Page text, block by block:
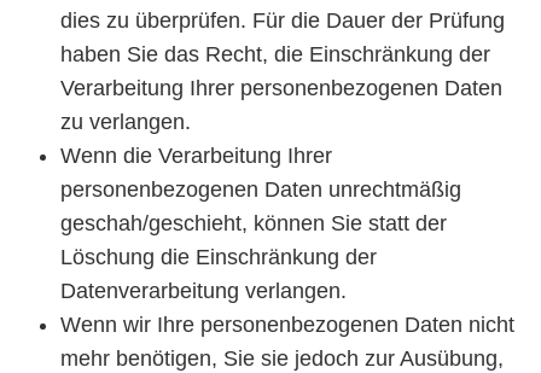
dies zu überprüfen. Für die Dauer der Prüfung
haben Sie das Recht, die Einschränkung der
Verarbeitung Ihrer personenbezogenen Daten
zu verlangen.
Wenn die Verarbeitung Ihrer
personenbezogenen Daten unrechtmäßig
geschah/geschieht, können Sie statt der
Löschung die Einschränkung der
Datenverarbeitung verlangen.
Wenn wir Ihre personenbezogenen Daten nicht
mehr benötigen, Sie sie jedoch zur Ausübung,